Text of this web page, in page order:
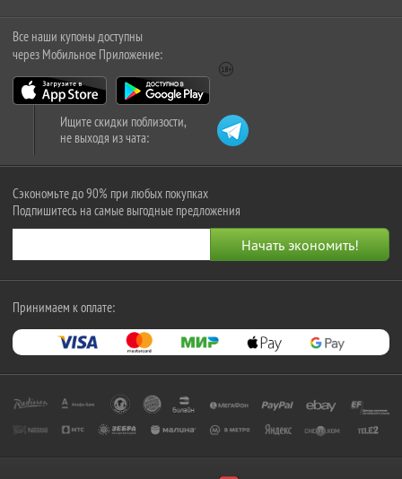
Все наши купоны доступны
через Мобильное Приложение:
Ищите скидки поблизости,
не выходя из чата:
Сэкономьте до 90% при любых покупках
Подпишитесь на самые выгодные предложения
Принимаем к оплате: